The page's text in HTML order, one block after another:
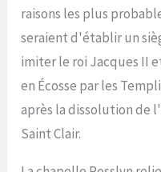
raisons les plus
seraient d'établir un
imiter le roi Jacques II
en Écosse par les
après la dissolution de
Saint Clair.